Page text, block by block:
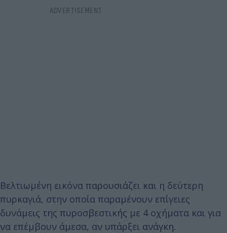
Βελτιωμένη εικόνα παρουσιάζει και η δεύτερη
πυρκαγιά, στην οποία παραμένουν επίγειες
δυνάμεις της πυροσβεστικής με 4 οχήματα και για
να επέμβουν άμεσα, αν υπάρξει ανάγκη.